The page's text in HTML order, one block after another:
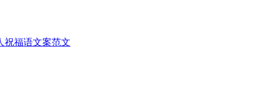
祝福语文案范文